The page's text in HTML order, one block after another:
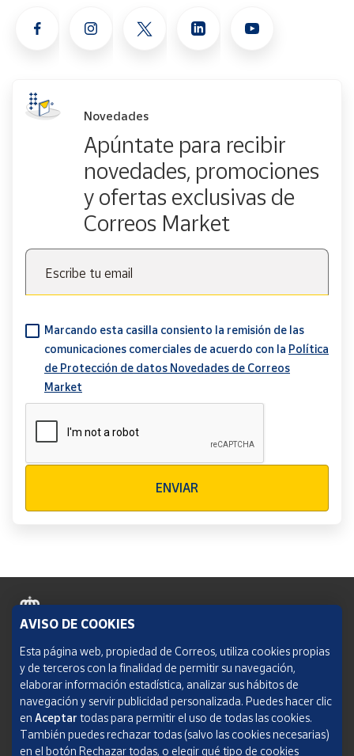
Novedades
Apúntate para recibir
novedades, promociones
y ofertas exclusivas de
Correos Market
Escribe tu email
Marcando esta casilla consiento la remisión de las
comunicaciones comerciales de acuerdo con la Política
de Protección de datos Novedades de Correos
Market
ENVIAR
Política de cookies
Aviso legal
Condiciones del servicio
Política de Privacidad Web
AVISO DE COOKIES
Esta página web, propiedad de Correos, utiliza cookies propias
y de terceros con la finalidad de permitir su navegación,
elaborar información estadística, analizar sus hábitos de
navegación y servir publicidad personalizada. Puedes hacer clic
en Aceptar todas para permitir el uso de todas las cookies.
También puedes rechazar todas (salvo las cookies necesarias)
en el botón Rechazar todas, o elegir qué tipo de cookies